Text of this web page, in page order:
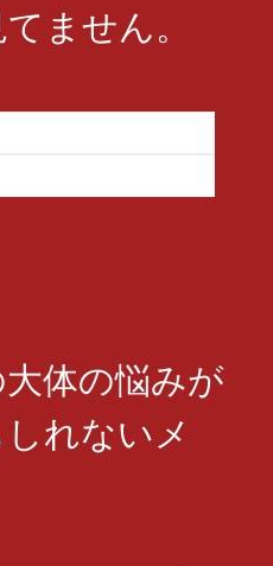
ません。
大体の悩みが
れないメ